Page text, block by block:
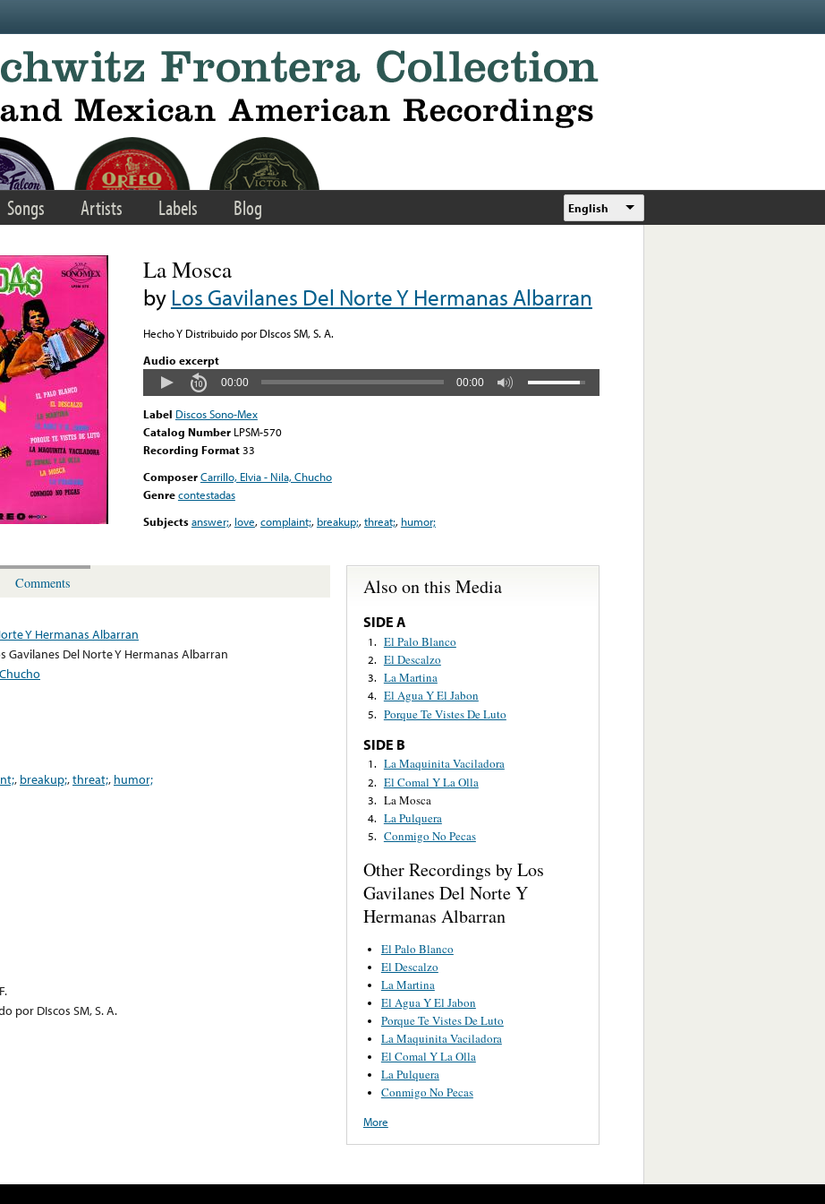
Songs Artists Labels Blog English
La Mosca
byLos Gavilanes Del Norte Y Hermanas Albarran
Hecho Y Distribuido por DIscos SM, S. A.
Audio excerpt
00:00 00:00
Label Discos Sono-Mex
Catalog Number LPSM-570
Recording Format33
ComposerCarrillo, Elvia - Nila, Chucho
Genrecontestadas
Subjectsanswer;, love,complaint;, breakup;,threat;, humor;
Comments
Y Hermanas Albarran
Gavilanes Del Norte Y Hermanas Albarran
, breakup;,threat;, humor;
por DIscos SM, S. A.
Also on this Media
SIDE A
1. El Palo Blanco
2. El Descalzo
3. La Martina
4. El Agua Y El Jabon
5. Porque Te Vistes De Luto
SIDE B
1. La Maquinita Vaciladora
2. El Comal Y La Olla
3. La Mosca
4. La Pulquera
5. Conmigo No Pecas
Other Recordings by Los
Gavilanes Del Norte Y
Hermanas Albarran
El Palo Blanco
El Descalzo
La Martina
El Agua Y El Jabon
Porque Te Vistes De Luto
La Maquinita Vaciladora
El Comal Y La Olla
La Pulquera
Conmigo No Pecas
More